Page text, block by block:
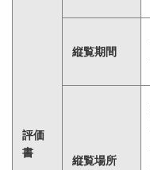
評価
書
縦覧期間
縦覧場所